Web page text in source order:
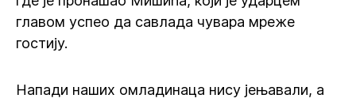
главом успео да савлада чувара мреже
гостију.
Напади наших омладинаца нису јењавали, а